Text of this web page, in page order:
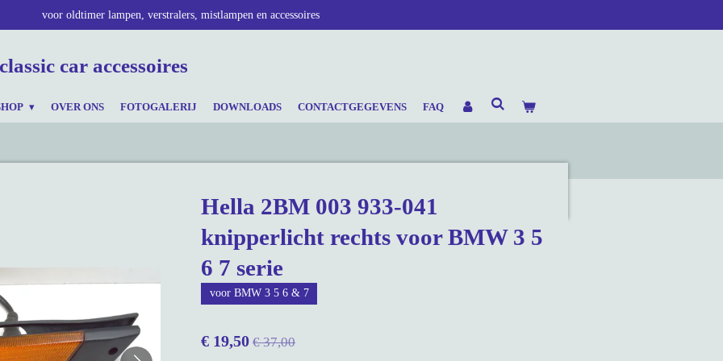
voor oldtimer lampen, verstralers, mistlampen en accessoires
classic car accessoires
OVER ONS FOTOGALERIJ DOWNLOADS CONTACTGEGEVENS FAQ
Hella 2BM 003 933-041
knipperlicht rechts voor BMW 3 5
6 7 serie
voor BMW 3 5 6 & 7
€ 19,50 € 37,00